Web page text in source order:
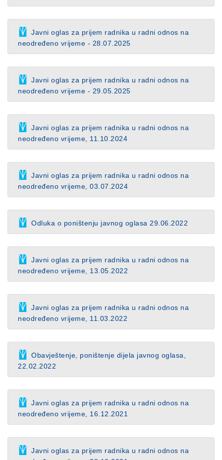
Javni oglas za prijem radnika u radni odnos na
neodređeno vrijeme - 28.07.2025
Javni oglas za prijem radnika u radni odnos na
neodređeno vrijeme - 29.05.2025
Javni oglas za prijem radnika u radni odnos na
neodređeno vrijeme, 11.10.2024
Javni oglas za prijem radnika u radni odnos na
neodređeno vrijeme, 03.07.2024
Odluka o poništenju javnog oglasa 29.06.2022
Javni oglas za prijem radnika u radni odnos na
neodređeno vrijeme, 13.05.2022
Javni oglas za prijem radnika u radni odnos na
neodređeno vrijeme, 11.03.2022
Obavještenje, poništenje dijela javnog oglasa,
22.02.2022
Javni oglas za prijem radnika u radni odnos na
neodređeno vrijeme, 16.12.2021
Javni oglas za prijem radnika u radni odnos na